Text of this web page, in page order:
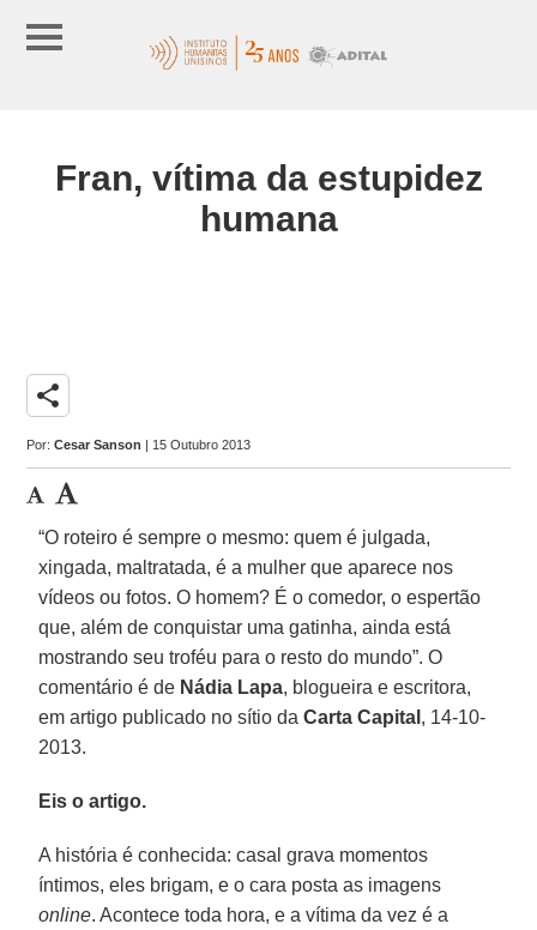
Fran, vítima da estupidez
humana
share
Por:Cesar Sanson | 15 Outubro 2013
“O roteiro é sempre o mesmo: quem é julgada,
xingada, maltratada, é a mulher que aparece nos
vídeos ou fotos. O homem? É o comedor, o espertão
que, além de conquistar uma gatinha, ainda está
mostrando seu troféu para o resto do mundo”. O
comentário é de Nádia Lapa, blogueira e escritora,
em artigo publicado no sítio daCarta Capital , 14-10-
2013.
Eis o artigo.
A história é conhecida: casal grava momentos
íntimos, eles brigam, e o cara posta as imagens
online. Acontece toda hora, e a vítima da vez é a